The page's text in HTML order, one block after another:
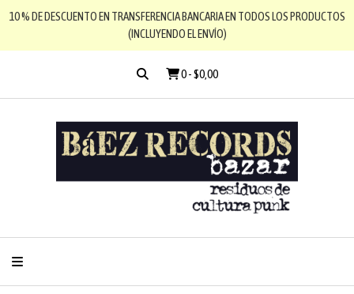
10 % DE DESCUENTO EN TRANSFERENCIA BANCARIA EN TODOS LOS PRODUCTOS
(INCLUYENDO EL ENVÍO)
0 -$0,00